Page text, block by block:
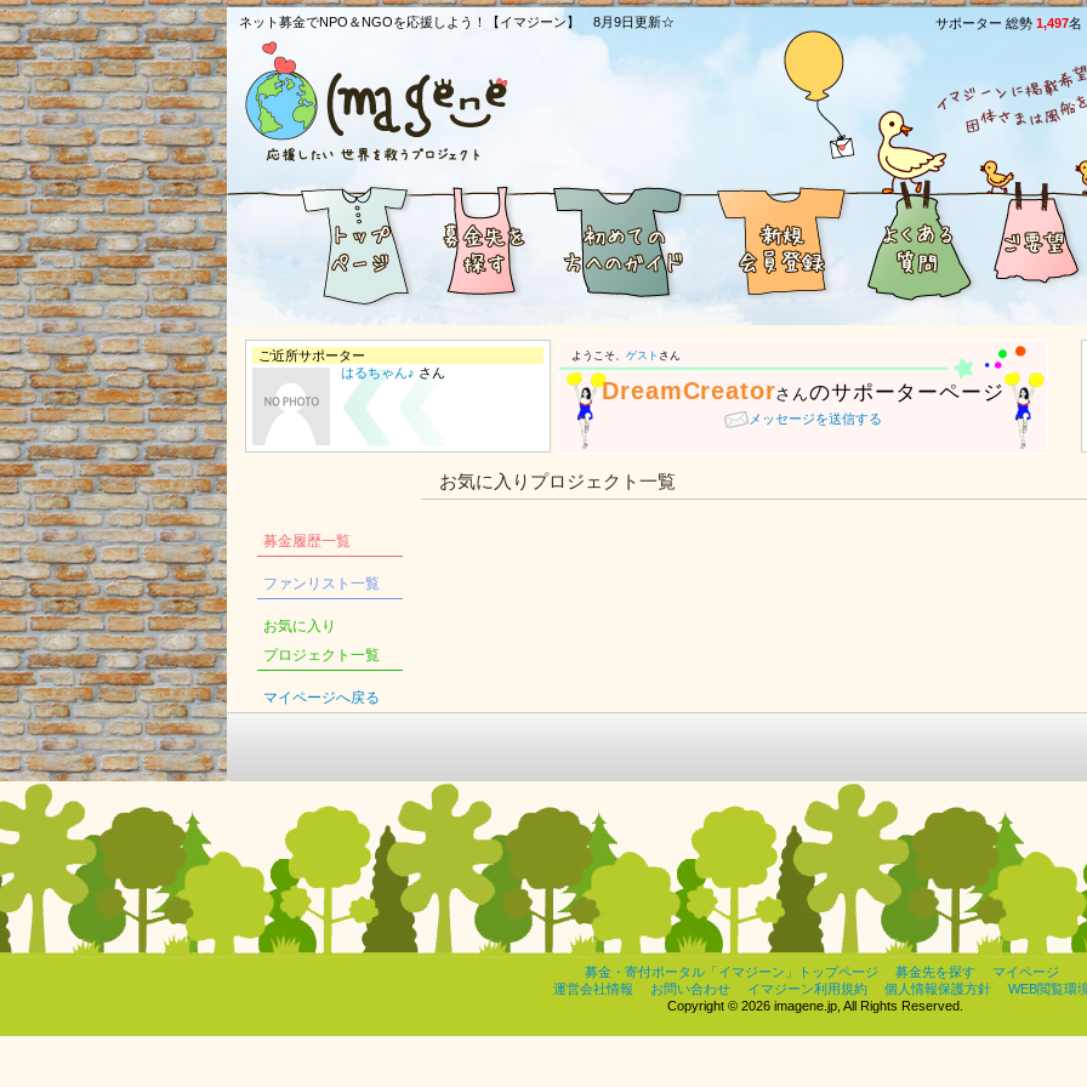
ネット募金でNPO＆NGOを応援しよう！【イマジーン】 8月9日更新☆ サポーター 総勢 1,497名
ご近所サポーター
はるちゃん♪ さん
ようこそ、 ゲスト さん
DreamCreatorさんのサポーターページ
メッセージを送信する
募金履歴一覧
ファンリスト一覧
お気に入り
プロジェクト一覧
マイページへ戻る
お気に入りプロジェクト一覧
募金・寄付ポータル「イマジーン」トップページ 募金先を探す
マイページ
運営会社情報
お問い合わせ イマジーン利用規約 個人情報保護方針
WEB閲覧環
Copyright © 2026 imagene.jp, All Rights Reserved.